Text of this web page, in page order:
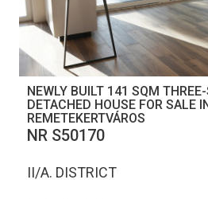
NEWLY BUILT 141 SQM
DETACHED HOUSE FOR SALE
REMETEKERTVÁROS
NR S50170
II/A. DISTRICT